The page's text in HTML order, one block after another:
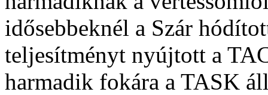
idősebbeknél a Szár
teljesítményt nyújtott a
harmadik fokára a TASK